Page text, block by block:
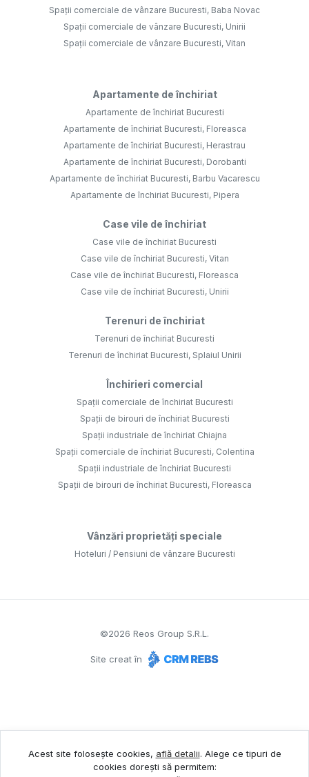
Spații comerciale de vânzare Bucuresti, Baba Novac
Spații comerciale de vânzare Bucuresti, Unirii
Spații comerciale de vânzare Bucuresti, Vitan
Apartamente de închiriat
Apartamente de închiriat Bucuresti
Apartamente de închiriat Bucuresti, Floreasca
Apartamente de închiriat Bucuresti, Herastrau
Apartamente de închiriat Bucuresti, Dorobanti
Apartamente de închiriat Bucuresti, Barbu Vacarescu
Apartamente de închiriat Bucuresti, Pipera
Case vile de închiriat
Case vile de închiriat Bucuresti
Case vile de închiriat Bucuresti, Vitan
Case vile de închiriat Bucuresti, Floreasca
Case vile de închiriat Bucuresti, Unirii
Terenuri de închiriat
Terenuri de închiriat Bucuresti
Terenuri de închiriat Bucuresti, Splaiul Unirii
Închirieri comercial
Spații comerciale de închiriat Bucuresti
Spații de birouri de închiriat Bucuresti
Spații industriale de închiriat Chiajna
Spații comerciale de închiriat Bucuresti, Colentina
Spații industriale de închiriat Bucuresti
Spații de birouri de închiriat Bucuresti, Floreasca
Vânzări proprietăți speciale
Hoteluri / Pensiuni de vânzare Bucuresti
©2026 Reos Group S.R.L.
Site creat în
Acest site folosește cookies, află detalii. Alege ce tipuri de
cookies dorești să permitem: